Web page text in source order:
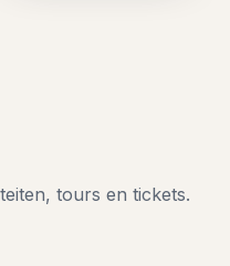
tours en tickets.